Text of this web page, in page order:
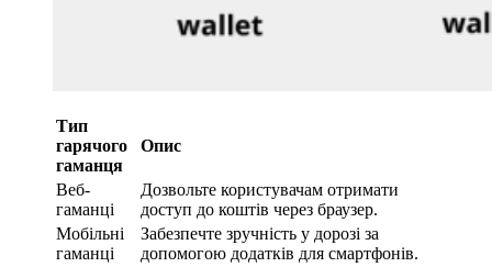
Тип
гарячого
гаманця
Опис
Веб-
гаманці
Дозвольте користувачам отримати
доступ до коштів через браузер.
Мобільні
гаманці
Забезпечте зручність у дорозі за
допомогою додатків для смартфонів.